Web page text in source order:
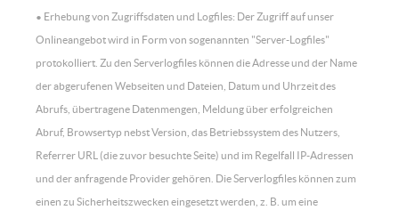
• Erhebung von Zugriffsdaten und Logfiles: Der Zugriff auf unser
Onlineangebot wird in Form von sogenannten "Server-Logfiles"
protokolliert. Zu den Serverlogfiles können die Adresse und der Name
der abgerufenen Webseiten und Dateien, Datum und Uhrzeit des
Abrufs, übertragene Datenmengen, Meldung über erfolgreichen
Abruf, Browsertyp nebst Version, das Betriebssystem des Nutzers,
Referrer URL (die zuvor besuchte Seite) und im Regelfall IP-Adressen
und der anfragende Provider gehören. Die Serverlogfiles können zum
einen zu Sicherheitszwecken eingesetzt werden, z. B. um eine